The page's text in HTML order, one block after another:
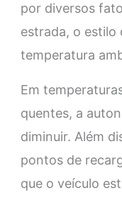
por diversos
estrada, o estilo
temperatura
Em
quentes, a
diminuir. Além
pontos de
que o veículo